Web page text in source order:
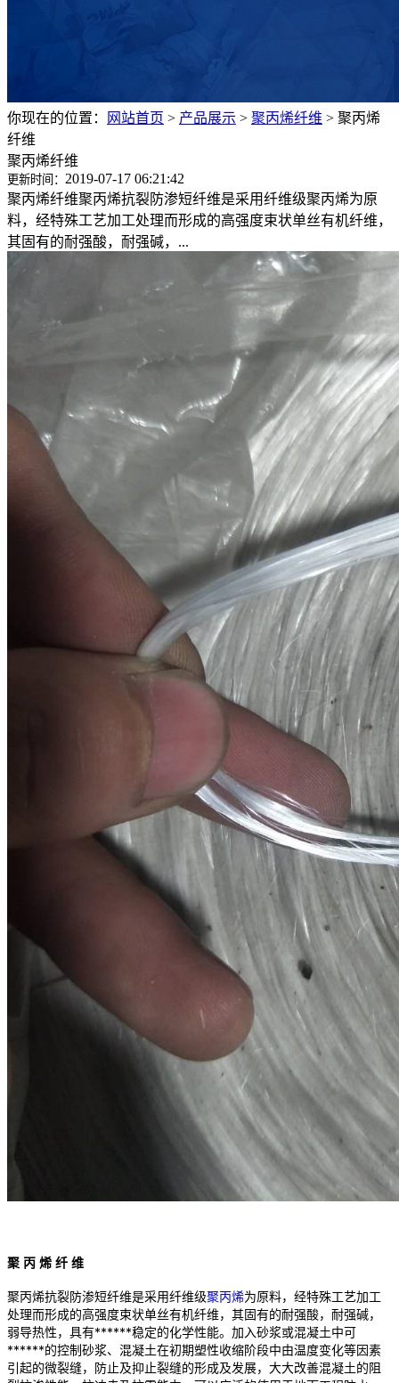
你现在的位置： 网站首页 > 产品展示 > 聚丙烯纤维 > 聚丙烯
纤维
聚丙烯纤维
更新时间： 2019-07-17 06:21:42
聚丙烯纤维聚丙烯抗裂防渗短纤维是采用纤维级聚丙烯为原
料，经特殊工艺加工处理而形成的高强度束状单丝有机纤维，
其固有的耐强酸，耐强碱，...
聚 丙 烯 纤 维
聚丙烯抗裂防渗短纤维是采用纤维级聚丙烯为原料，经特殊工艺加工
处理而形成的高强度束状单丝有机纤维，其固有的耐强酸，耐强碱，
弱导热性，具有******稳定的化学性能。加入砂浆或混凝土中可
******的控制砂浆、混凝土在初期塑性收缩阶段中由温度变化等因素
引起的微裂缝，防止及抑止裂缝的形成及发展，大大改善混凝土的阻